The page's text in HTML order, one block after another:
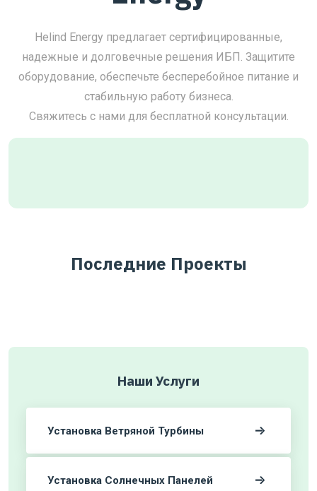
Наши Услуги
Установка Ветряной Турбины
Установка Солнечных Панелей
Helind Energy предлагает сертифицированные,
надежные и долговечные решения ИБП. Защитите
оборудование, обеспечьте бесперебойное питание и
стабильную работу бизнеса.
Свяжитесь с нами для бесплатной консультации.
Последние Проекты